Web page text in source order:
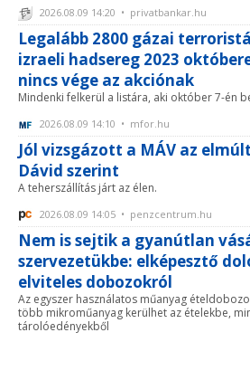
2026.08.09 14:20 • privatbankar.hu
Legalább 2800 gázai
izraeli hadsereg 2023
nincs vége az akciónak
Mindenki felkerül a listára, aki október 7-én
2026.08.09 14:10 • mfor.hu
Jól vizsgázott a MÁV az
Dávid szerint
A teherszállítás járt az élen.
2026.08.09 14:05 • penzcentrum.hu
Nem is sejtik a gyanútlan
szervezetükbe: elképesztő
elviteles dobozokról
Az egyszer használatos műanyag
több mikroműanyag kerülhet az ételekbe,
tárolóedényekből